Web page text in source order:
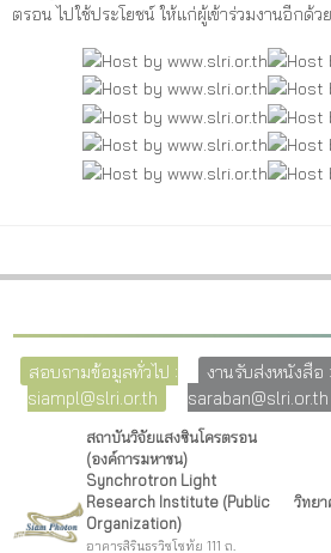
ตรอน ไปใช้ประโยชน์ ให้แก่ผู้เข้าร่วมงานอีกด้วย
สอบถามข้อมูลทั่วไป :
siampl@slri.or.th
งานรับส่งหนังสือ :
saraban@slri.or.th
สถาบันวิจัยแสงซินโครตรอน
(องค์การมหาชน)
Synchrotron Light
Research Institute (Public
Organization)
อาคารสิรินธรวิชโชทัย 111 ถ.
วิทย